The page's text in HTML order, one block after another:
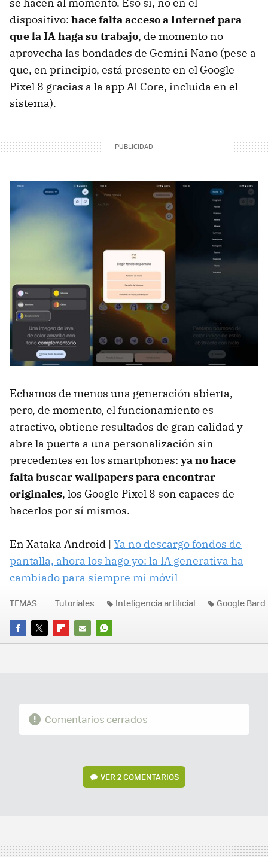
dispositivo: hace falta acceso a Internet para
que la IA haga su trabajo, de momento no
aprovecha las bondades de Gemini Nano (pese a
que, en principio, está presente en el Google
Pixel 8 gracias a la app AI Core, incluida en el
sistema).
Echamos de menos una generación abierta,
pero, de momento, el funcionamiento es
atractivo, obtiene resultados de gran calidad y
abre la puerta a una personalización sin
precedentes en los smartphones: ya no hace
falta buscar wallpapers para encontrar
originales, los Google Pixel 8 son capaces de
hacerlos por sí mismos.
En Xataka Android | Ya no descargo fondos de
pantalla, ahora los hago yo: la IA generativa ha
cambiado para siempre mi móvil
FACEBOOK
TWITTERFLIPBOARD
E-
WHATSAPP
TEMAS Tutoriales Inteligencia artificial Google Bard
Comentarios cerrados
VER2 COMENTARIOS